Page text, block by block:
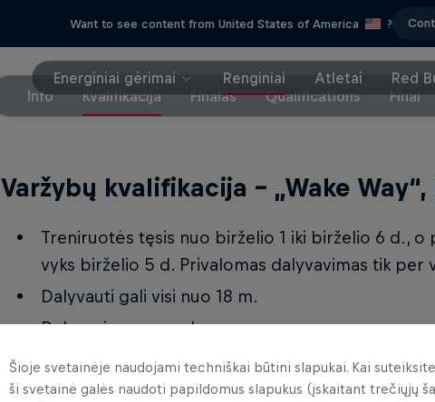
Want to see content from United States of America ?
Energiniai gėrimai Renginiai Atletai
Red
Info
Kvalifikacija Finalas Qualifications Final
Varžybų kvalifikacija – „Wake
Treniruotės tęsis nuo birželio 1 iki birželio 6 d., o
vyks birželio 5 d. Privalomas dalyvavimas tik per
Dalyvauti gali visi nuo 18 m.
Dalyvavimas nemokamas.
Dvi grupės – vyrų ir moterų.
Kvalifikacijoje plaukiama pogrupiuose. Atletai
Šioje svetainėje naudojami techniškai būtini slapukai. Kai
ši svetainė galės naudoti papildomus slapukus (įskaitant trečiųjų